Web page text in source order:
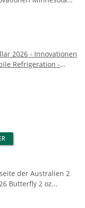
2026 - Innovationen
Refrigeration -
- P